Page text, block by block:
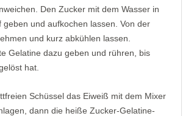
Den Zucker mit dem Wasser in
geben und aufkochen lassen. Von der
und kurz abkühlen lassen.
Gelatine dazu geben und rühren, bis
hat.
Schüssel das Eiweiß mit dem Mixer
dann die heiße Zucker-Gelatine-